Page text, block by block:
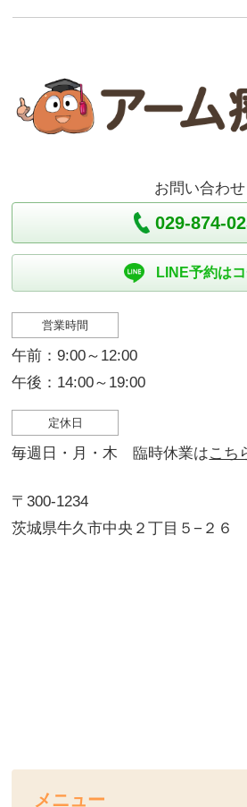
お問い合わせ
029-874-
LINE予約は
営業時間
午前：9:00～12:00
午後：14:00～19:00
定休日
毎週日・月・木 臨時休業はこち
〒300-1234
茨城県牛久市中央２丁目５−２６
メニュー